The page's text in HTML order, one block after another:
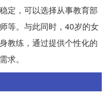
定，可以选择从事教育部
等。与此同时，40岁的女
教练，通过提供个性化的
求。